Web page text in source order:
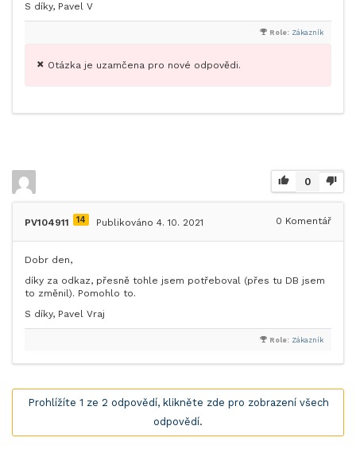
S díky, Pavel V
Role: Zákazník
Otázka je uzamčena pro nové odpovědi.
0
PV104911 14 Publikováno 4. 10. 2021 0 Komentář
Dobr den,
díky za odkaz, přesně tohle jsem potřeboval (přes tu DB jsem
to změnil). Pomohlo to.
S díky, Pavel Vraj
Role: Zákazník
Prohlížíte 1 ze 2 odpovědí, klikněte zde pro zobrazení všech
odpovědí.